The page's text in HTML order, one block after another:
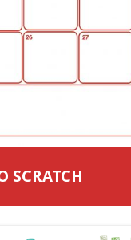
SCRATCH